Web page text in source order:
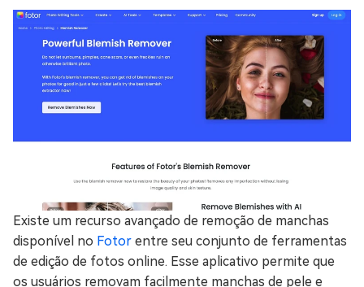
Existe um recurso avançado de remoção de manchas
disponível no Fotor entre seu conjunto de ferramentas
de edição de fotos online. Esse aplicativo permite que
os usuários removam facilmente manchas de pele e